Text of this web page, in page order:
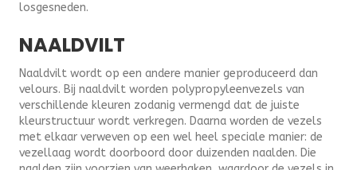
losgesneden.
NAALDVILT
Naaldvilt wordt op een andere manier geproduceerd dan
velours. Bij naaldvilt worden polypropyleenvezels van
verschillende kleuren zodanig vermengd dat de juiste
kleurstructuur wordt verkregen. Daarna worden de vezels
met elkaar verweven op een wel heel speciale manier: de
vezellaag wordt doorboord door duizenden naalden. Die